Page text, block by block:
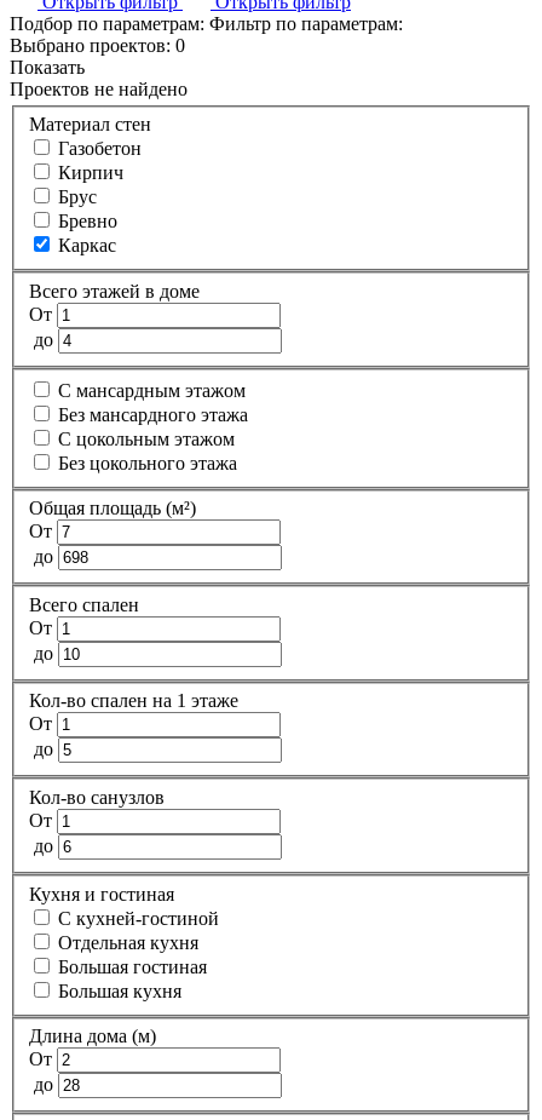
Подбор по параметрам: Фильтр по параметрам:
Выбрано проектов: 0
Показать
Проектов не найдено
Материал стен
Газобетон
Кирпич
Брус
Бревно
Каркас
Всего этажей в доме
От
до
С мансардным этажом
Без мансардного этажа
С цокольным этажом
Без цокольного этажа
Общая площадь (м²)
От
до
Всего спален
От
до
Кол-во спален на 1 этаже
От
до
Кол-во санузлов
От
до
Кухня и гостиная
С кухней-гостиной
Отдельная кухня
Большая гостиная
Большая кухня
Длина дома (м)
От
до